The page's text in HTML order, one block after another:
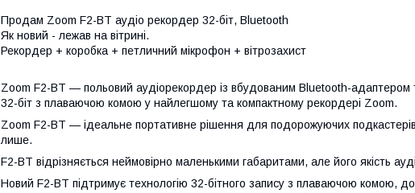
Продам Zoom F2-BT аудіо рекордер 32-біт, Bluetooth
Як новий - лежав на вітрині.
Рекордер + коробка + петличний мікрофон + вітрозахист
Zoom F2-BT — польовий аудіорекордер із вбудованим Bluetooth-адаптером
32-біт з плаваючою комою у найлегшому та компактному рекордері Zoom.
Zoom F2-BT — ідеальне портативне рішення для подорожуючих подкастерів,
лише.
F2-BT відрізняється неймовірно маленькими габаритами, але його якість
Новий F2-BT підтримує технологію 32-бітного запису з плаваючою комою,